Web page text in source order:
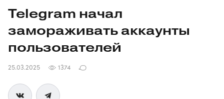
Telegram начал
замораживать аккаунты
пользователей
25.03.2025 1374